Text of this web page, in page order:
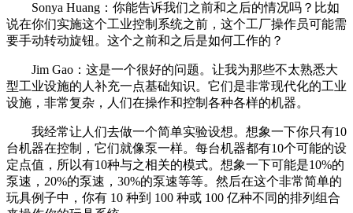
Sonya Huang：你能告诉我们之前和之后的情况吗？比如
说在你们实施这个工业控制系统之前，这个工厂操作员可能需
要手动转动旋钮。这个之前和之后是如何工作的？
Jim Gao：这是一个很好的问题。让我为那些不太熟悉大
型工业设施的人补充一点基础知识。它们是非常现代化的工业
设施，非常复杂，人们在操作和控制各种各样的机器。
我经常让人们去做一个简单实验设想。想象一下你只有10
台机器在控制，它们就像泵一样。每台机器都有10个可能的设
定点值，所以有10种与之相关的模式。想象一下可能是10%的
泵速，20%的泵速，30%的泵速等等。然后在这个非常简单的
玩具例子中，你有 10 种到 100 种或 100 亿种不同的排列组合